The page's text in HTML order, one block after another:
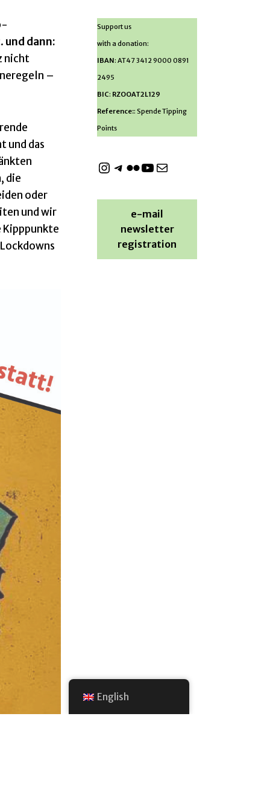
und dann:
nicht
–
und das
die
oder
und wir
Kipppunkte
Support us
with a donation:
IBAN: AT47 3412 9000 0891
2495
BIC: RZOOAT2L129
Reference:: Spende Tipping
Points
e-mail
newsletter
registration
English